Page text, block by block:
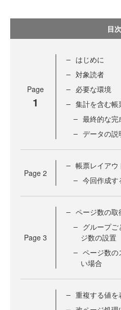
目次
Page
1
はじめに
対象読者
必要な環境
集計を含む帳
最終的な完
データの説
Page 2
帳票レイアウ
今回作成す
Page 3
ページ数の取
グループ
ジ数の設置
ページ数の
い場合
重複する値を